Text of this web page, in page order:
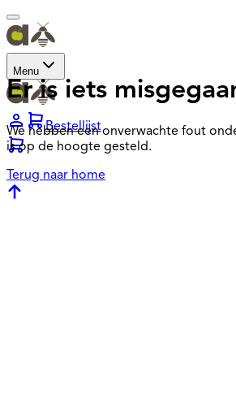
Menu
Bestellijst
Er is iets
We hebben een onverwachte fout
is op de hoogte gesteld.
Terug naar home